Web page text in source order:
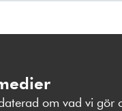
om vad vi gör